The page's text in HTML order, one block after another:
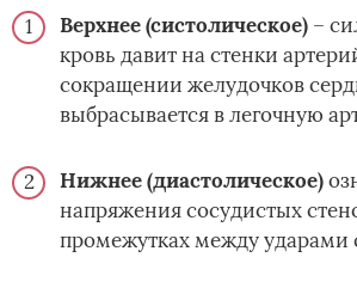
Верхнее (систолическое) –
кровь давит на стенки
сокращении желудочков
выбрасывается в легочную
Нижнее (диастолическое)
напряжения сосудистых
промежутках между ударами